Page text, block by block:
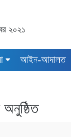
২০২১
আইন-আদালত
অনুষ্ঠিত